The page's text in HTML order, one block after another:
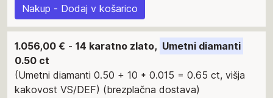
Nakup - Dodaj v košarico
1.056,00 € - 14 karatno zlato, Umetni diamanti
0.50 ct
(Umetni diamanti 0.50 + 10 * 0.015 = 0.65 ct, višja
kakovost VS/DEF) (brezplačna dostava)